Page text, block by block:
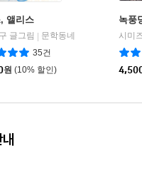
앨리스
글그림
문학동네
35건
원 (10% 할인)
녹풍
시미